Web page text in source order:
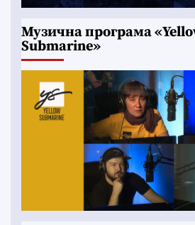
Музична програма
Submarine»